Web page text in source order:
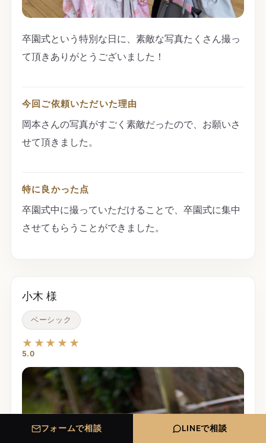
卒園式という特別な日に、素敵な写真たくさん撮っ
て頂きありがとうございました！
今回ご依頼いただいた理由
岡本さんの写真がすごく素敵だったので、お願いさ
せて頂きました。
特に良かった点
卒園式中に撮っていただけることで、卒園式に集中
させてもらうことができました。
小木 様
ベーシック
★★★★★
5.0
フォームで相談 LINEで相談